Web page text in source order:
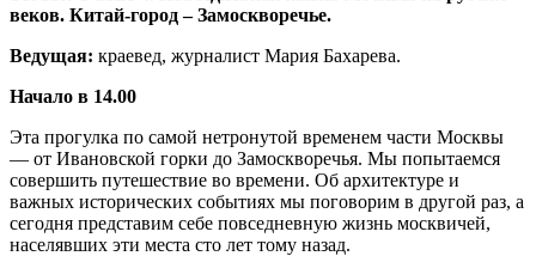
веков. Китай-город – Замоскворечье.
Ведущая: краевед, журналист Мария Бахарева.
Начало в 14.00
Эта прогулка по самой нетронутой временем части Москвы
— от Ивановской горки до Замоскворечья. Мы попытаемся
совершить путешествие во времени. Об архитектуре и
важных исторических событиях мы поговорим в другой раз, а
сегодня представим себе повседневную жизнь москвичей,
населявших эти места сто лет тому назад.